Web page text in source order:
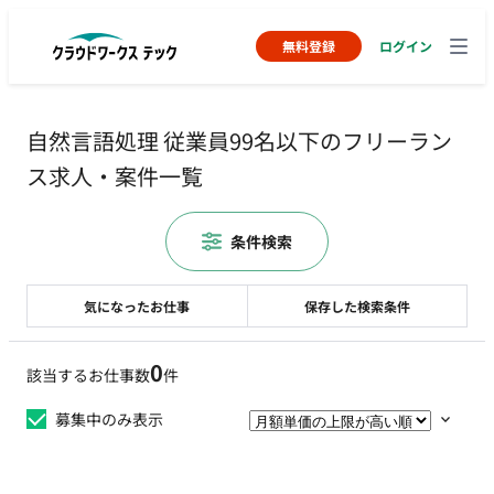
無料登録 ログイン
自然言語処理 従業員99名以下のフリーラン
ス求人・案件一覧
該当するお仕事数0件
募集中のみ表示
気になったお仕事 保存した検索条件
条件検索